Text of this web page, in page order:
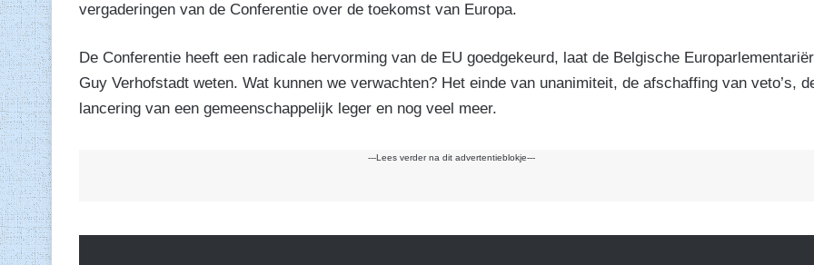
vergaderingen van de Conferentie over de toekomst van Europa.
De Conferentie heeft een radicale hervorming van de EU goedgekeurd, laat de Belgische Europarlementariër
Guy Verhofstadt weten. Wat kunnen we verwachten? Het einde van unanimiteit, de afschaffing van veto’s,
lancering van een gemeenschappelijk leger en nog veel meer.
---Lees verder na dit advertentieblokje---